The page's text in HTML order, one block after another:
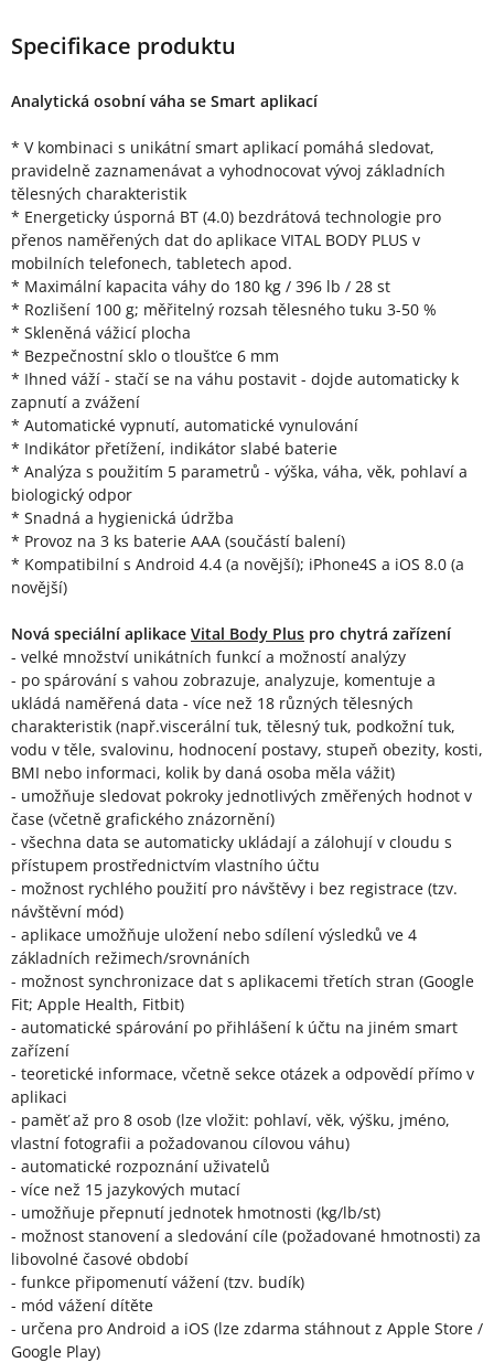
Specifikace produktu
Analytická osobní váha se Smart aplikací
* V kombinaci s unikátní smart aplikací pomáhá sledovat,
pravidelně zaznamenávat a vyhodnocovat vývoj základních
tělesných charakteristik
* Energeticky úsporná BT (4.0) bezdrátová technologie pro
přenos naměřených dat do aplikace VITAL BODY PLUS v
mobilních telefonech, tabletech apod.
* Maximální kapacita váhy do 180 kg / 396 lb / 28 st
* Rozlišení 100 g; měřitelný rozsah tělesného tuku 3-50 %
* Skleněná vážicí plocha
* Bezpečnostní sklo o tloušťce 6 mm
* Ihned váží - stačí se na váhu postavit - dojde automaticky k
zapnutí a zvážení
* Automatické vypnutí, automatické vynulování
* Indikátor přetížení, indikátor slabé baterie
* Analýza s použitím 5 parametrů - výška, váha, věk, pohlaví a
biologický odpor
* Snadná a hygienická údržba
* Provoz na 3 ks baterie AAA (součástí balení)
* Kompatibilní s Android 4.4 (a novější); iPhone4S a iOS 8.0 (a
novější)
Nová speciální aplikace Vital Body Plus pro chytrá zařízení
- velké množství unikátních funkcí a možností analýzy
- po spárování s vahou zobrazuje, analyzuje, komentuje a
ukládá naměřená data - více než 18 různých tělesných
charakteristik (např.viscerální tuk, tělesný tuk, podkožní tuk,
vodu v těle, svalovinu, hodnocení postavy, stupeň obezity, kosti,
BMI nebo informaci, kolik by daná osoba měla vážit)
- umožňuje sledovat pokroky jednotlivých změřených hodnot v
čase (včetně grafického znázornění)
- všechna data se automaticky ukládají a zálohují v cloudu s
přístupem prostřednictvím vlastního účtu
- možnost rychlého použití pro návštěvy i bez registrace (tzv.
návštěvní mód)
- aplikace umožňuje uložení nebo sdílení výsledků ve 4
základních režimech/srovnáních
- možnost synchronizace dat s aplikacemi třetích stran (Google
Fit; Apple Health, Fitbit)
- automatické spárování po přihlášení k účtu na jiném smart
zařízení
- teoretické informace, včetně sekce otázek a odpovědí přímo v
aplikaci
- paměť až pro 8 osob (lze vložit: pohlaví, věk, výšku, jméno,
vlastní fotografii a požadovanou cílovou váhu)
- automatické rozpoznání uživatelů
- více než 15 jazykových mutací
- umožňuje přepnutí jednotek hmotnosti (kg/lb/st)
- možnost stanovení a sledování cíle (požadované hmotnosti) za
libovolné časové období
- funkce připomenutí vážení (tzv. budík)
- mód vážení dítěte
- určena pro Android a iOS (lze zdarma stáhnout z Apple Store /
Google Play)